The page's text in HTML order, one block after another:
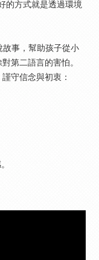
的方式就是透過環境
事，幫助孩子從小
第二語言的害怕。
守信念與初衷：